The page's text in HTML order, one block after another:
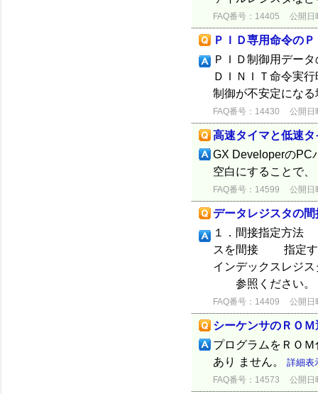
FAQ番号：14405 公開日
ＰＩＤ専用命令の
ＰＩＤ制御用デー
ＤＩＮＩＴ命令実
制御が不安定にな
FAQ番号：14430 公開日
高速タイマと低速
GX DeveloperのPC
空白にすることで
FAQ番号：14599 公開日
データレジスタの
１．間接指定方法
スを間接 指定す
インデックスレジ
参照ください。
FAQ番号：14409 公開日
シーケンサのＲＯ
プログラムをＲＯ
あり ません。 詳細表
FAQ番号：14573 公開日